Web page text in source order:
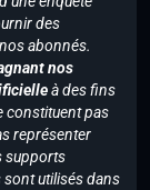
des
abonnés.
nos
à des fins
constituent pas
représenter
supports
utilisés dans